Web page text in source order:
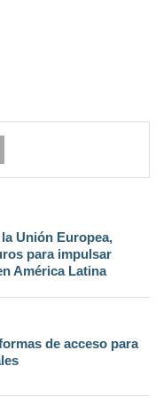
Unión Europea,
para impulsar
América Latina
de acceso para